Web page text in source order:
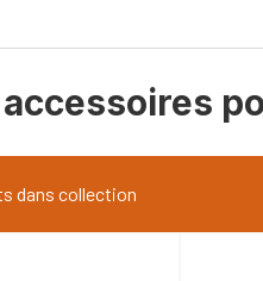
dans collection